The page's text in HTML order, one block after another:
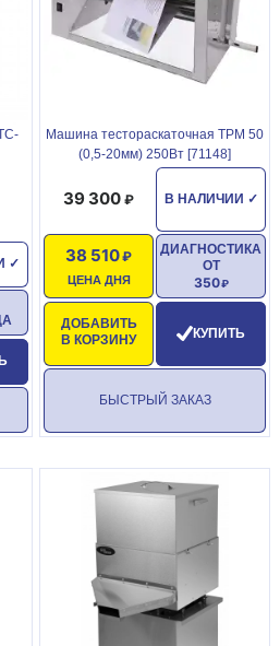
✓
Машина тестораскаточная ТРМ 50
(0,5-20мм) 250Вт [71148]
В НАЛИЧИИ ✓
39 300
ЦЕНА ДНЯ
38 510
ДОБАВИТЬ
В КОРЗИНУ
ДИАГНОСТИКА
ОТ
350
КУПИТЬ
БЫСТРЫЙ ЗАКАЗ